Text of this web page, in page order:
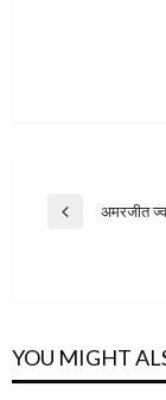
Post
Previous
अमरजीत
YOU MIGHT